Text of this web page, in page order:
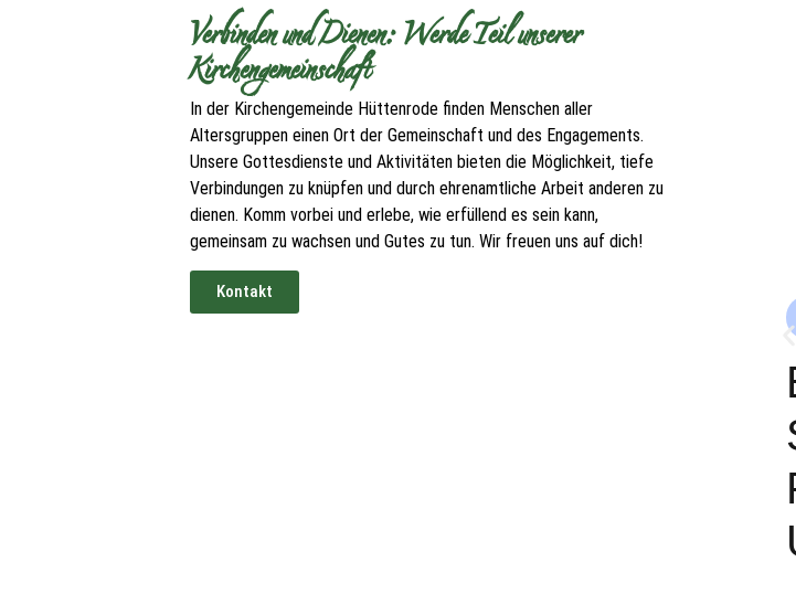
Verbinden und Dienen: Werde Teil unserer
Kirchengemeinschaft
In der Kirchengemeinde Hüttenrode finden Menschen aller
Altersgruppen einen Ort der Gemeinschaft und des Engagements.
Unsere Gottesdienste und Aktivitäten bieten die Möglichkeit, tiefe
Verbindungen zu knüpfen und durch ehrenamtliche Arbeit anderen zu
dienen. Komm vorbei und erlebe, wie erfüllend es sein kann,
gemeinsam zu wachsen und Gutes zu tun. Wir freuen uns auf dich!
Kontakt